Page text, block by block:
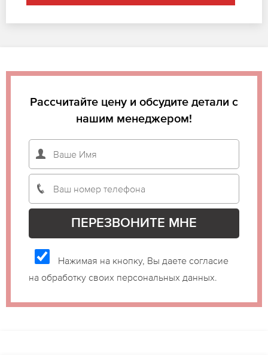
Рассчитайте цену и обсудите детали с
нашим менеджером!
Нажимая на кнопку, Вы даете согласие
на обработку своих персональных данных.